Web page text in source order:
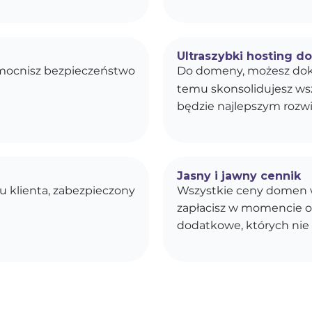
bezpieczeństwo
Ultraszybki hosting
Do domeny, możesz
temu skonsolidujesz
będzie najlepszym
klienta, zabezpieczony
Jasny i jawny cennik
Wszystkie ceny domen
zapłacisz w momencie
dodatkowe, których nie